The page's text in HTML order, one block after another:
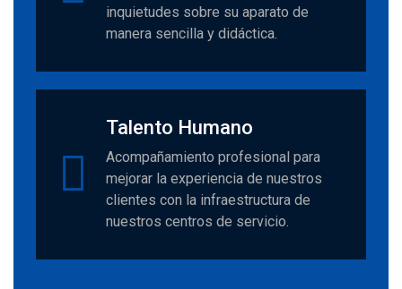
inquietudes sobre su aparato de
manera sencilla y didáctica.
Talento Humano
Acompañamiento profesional para
mejorar la experiencia de nuestros
clientes con la infraestructura de
nuestros centros de servicio.